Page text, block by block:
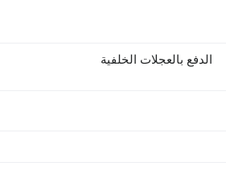
الدفع بالعجلات الخلفية